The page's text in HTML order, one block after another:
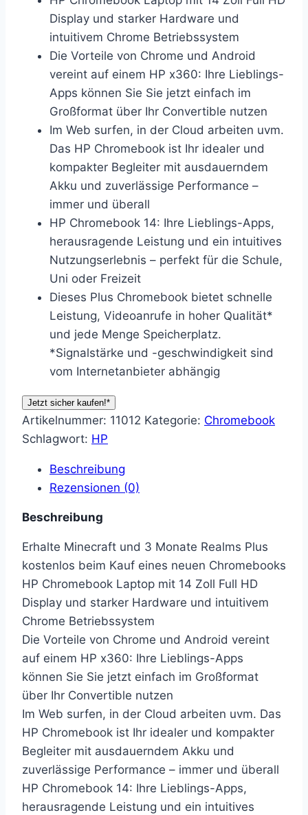
Display und starker Hardware und
intuitivem Chrome Betriebssystem
Die Vorteile von Chrome und Android
vereint auf einem HP x360: Ihre Lieblings-
Apps können Sie Sie jetzt einfach im
Großformat über Ihr Convertible nutzen
Im Web surfen, in der Cloud arbeiten uvm.
Das HP Chromebook ist Ihr idealer und
kompakter Begleiter mit ausdauerndem
Akku und zuverlässige Performance –
immer und überall
HP Chromebook 14: Ihre Lieblings-Apps,
herausragende Leistung und ein intuitives
Nutzungserlebnis – perfekt für die Schule,
Uni oder Freizeit
Dieses Plus Chromebook bietet schnelle
Leistung, Videoanrufe in hoher Qualität*
und jede Menge Speicherplatz.
*Signalstärke und -geschwindigkeit sind
vom Internetanbieter abhängig
Jetzt sicher kaufen!*
Artikelnummer: 11012 Kategorie: Chromebook
Schlagwort: HP
Beschreibung
Rezensionen (0)
Beschreibung
Erhalte Minecraft und 3 Monate Realms Plus
kostenlos beim Kauf eines neuen Chromebooks
HP Chromebook Laptop mit 14 Zoll Full HD
Display und starker Hardware und intuitivem
Chrome Betriebssystem
Die Vorteile von Chrome und Android vereint
auf einem HP x360: Ihre Lieblings-Apps
können Sie Sie jetzt einfach im Großformat
über Ihr Convertible nutzen
Im Web surfen, in der Cloud arbeiten uvm. Das
HP Chromebook ist Ihr idealer und kompakter
Begleiter mit ausdauerndem Akku und
zuverlässige Performance – immer und überall
HP Chromebook 14: Ihre Lieblings-Apps,
herausragende Leistung und ein intuitives